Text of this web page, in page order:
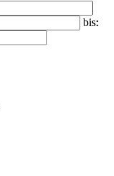
bis: